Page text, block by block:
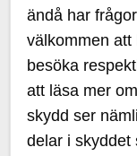
ändå har
välkommen att
besöka
att läsa mer
skydd ser
delar i skyddet